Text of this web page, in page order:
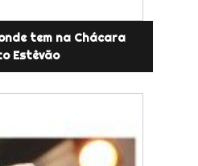
tem na Chácara
Estêvão